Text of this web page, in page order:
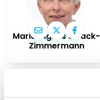
Marie-Agnes Strack-
Zimmermann